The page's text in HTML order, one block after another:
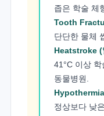
좁은 학술 체
Tooth
단단한 물체
Heatstroke (
41°C 이상 학
동물병원.
정상보다 낮